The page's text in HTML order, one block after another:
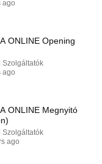
ago
ONLINE Opening
Szolgáltatók
ago
ONLINE Megnyitó
Szolgáltatók
ago